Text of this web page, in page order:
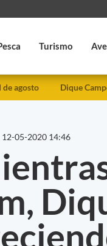
Turismo
agosto Dique
12-05-2020 14:46